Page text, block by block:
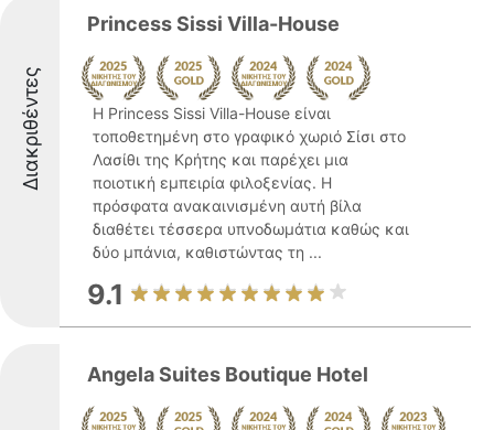
Διακριθέντες
Princess Sissi Villa-House
Η Princess Sissi Villa-House είναι
τοποθετημένη στο γραφικό χωριό Σίσι στο
Λασίθι της Κρήτης και παρέχει μια
ποιοτική εμπειρία φιλοξενίας. Η
πρόσφατα ανακαινισμένη αυτή βίλα
διαθέτει τέσσερα υπνοδωμάτια καθώς και
δύο μπάνια, καθιστώντας τη ...
9.1
Angela Suites Boutique Hotel